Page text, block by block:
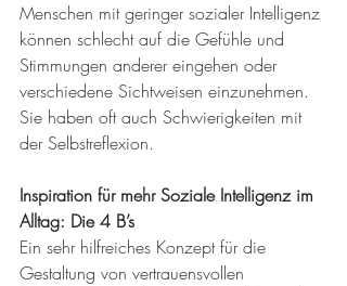
Menschen mit geringer sozialer Intelligenz
können schlecht auf die Gefühle und
Stimmungen anderer eingehen oder
verschiedene Sichtweisen einzunehmen.
Sie haben oft auch Schwierigkeiten mit
der Selbstreflexion.
Inspiration für mehr Soziale Intelligenz im
Alltag: Die 4 B’s
Ein sehr hilfreiches Konzept für die
Gestaltung von vertrauensvollen